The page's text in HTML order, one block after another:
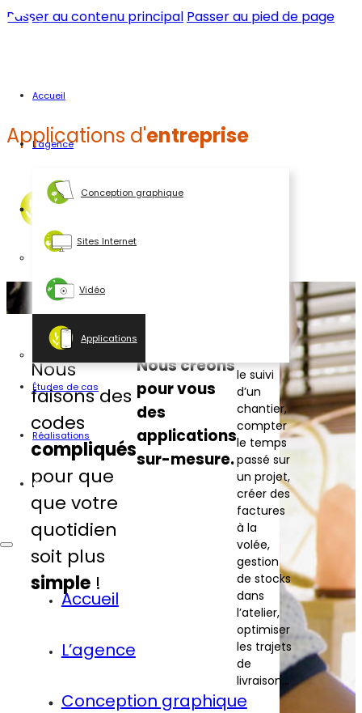
Passer au contenu principal Passer au pied de page
Accueil
L’agence
Conception graphique
Sites Internet
Vidéo
Applications
Études de cas
Réalisations
Contact
Accueil
L’agence
Conception graphique
Applications d'entreprise
Nous
faisons des
codes
compliqués
pour que
que votre
quotidien
soit plus
simple !
Nous créons
pour vous
des
applications
sur-mesure.
Effectuer
le suivi
d’un
chantier,
compter
le temps
passé sur
un projet,
créer des
factures
à la
volée,
gestion
de stocks
dans
l’atelier,
optimiser
les trajets
de
livraison…